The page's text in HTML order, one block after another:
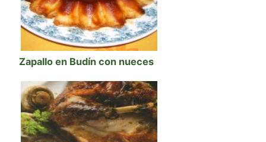
Zapallo en Budín con nueces